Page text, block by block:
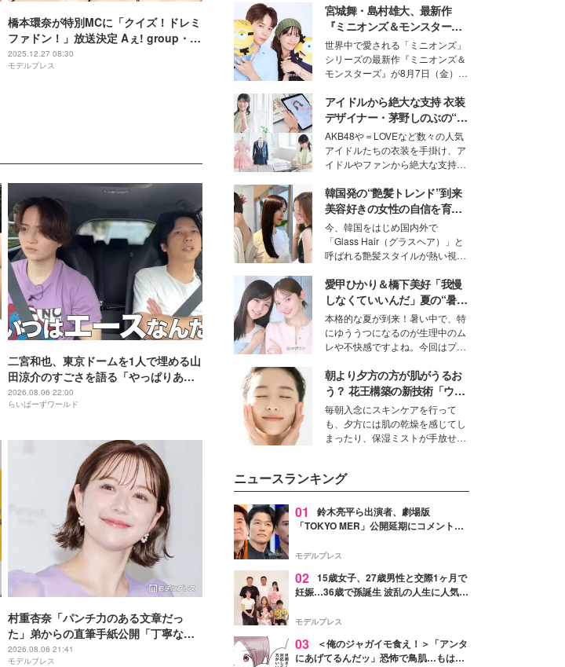
橋本環奈が特別MCに「クイズ！ドレミ
ファドン！」放送決定 Aぇ! group・な
にわ大西流星・齊藤京子ら集結
2025.12.27 08:30
モデルプレス
二宮和也、東京ドームを1人で埋める山
田涼介のすごさを語る「やっぱりあい
つはエース」
2026.08.06 22:00
らいばーずワールド
村重杏奈「パンチ力のある文章だっ
た」弟からの直筆手紙公開「丁寧な
字」「読みやすい」と反響
2026.08.06 21:41
モデルプレス
宮城舞・島村雄大、最新作
『ミニオンズ＆モンスター
ズ』の魅力熱弁 ハチャメチャ
だけじゃない“友情と絆”に感
動
世界中で愛される「ミニオンズ」
シリーズの最新作『ミニオンズ＆
モンスターズ』が8月7日（金）に
ニオン好き”という共通点を持つモ
デルの宮城舞と島村雄大の特別対
談をお届け！それぞれの視点か
ら、今作ならではの魅力や予想外
の感動をもたらす奥深いストーリ
ーについて熱く語り合ってもらっ
た。
アイドルから絶大な支持 衣装
デザイナー・茅野しのぶの“可
愛い”を作る美学＜「シチズン
クロスシー」インタビュー＞
AKB48や＝LOVEなど数々の人気
アイドルたちの衣装を手掛け、ア
イドルやファンから絶大な支持を
取締役兼クリエイティブディレク
ター・茅野しのぶ。一人ひとりの
個性に寄り添い、魅力を引き出す
衣装作りは、多くの女性たちに勇
気と自信を与え続けている。
韓国発の“艶髪トレンド”到来
美容好きの女性の自信を育む
「ヘアケア事情」って？
今、韓国をはじめ国内外で
「Glass Hair（グラスヘア）」と
呼ばれる艶髪スタイルが熱い視線
ションの完成度を高めるベースと
して、“髪そのものの美しさ”に改
めて注目する人が増えている様
子。今回は、そんな憧れの艶やか
な髪を日常で叶える、美容好きの
女性たちのヘアケア事情を紹介し
ます。
愛甲ひかり＆橋下美好「我慢
しなくていいんだ」夏の“暑さ
対策”の新しい選択肢とは？
本格的な夏が到来！暑い中で、特
にゆううつになるのが生理中のム
レや不快感ですよね。今回はプラ
モデル・愛甲ひかりさんと橋下美
好さんを迎えて本音で女子会トー
ク。猛暑のお出かけを快適に過ご
すヒントや、2人が感動した夏の
生理の新常識にも迫りました。
朝より夕方の方が肌がうるお
う？ 花王構築の新技術「ウォ
ーターキャプチャリングスキ
ン（捕水肌）」がスキンケア
の常識を変える予感
毎朝入念にスキンケアを行って
も、夕方には肌の乾燥を感じてし
まったり、保湿ミストが手放せな
性を秘めた、革新的な「Water
Capturing Skin（ウォーターキャ
プチャリングスキン：捕水肌）」
技術を、花王が構築した。
ニュースランキング
01
鈴木亮平ら出演者、劇場版
「TOKYO MER」公開延期にコメント
最大の敬意とエールを」
モデルプレス
02 15歳女子、27歳男性と交際1ヶ月で
妊娠…36歳で孫誕生 波乱の人生に人気タ
よ！」
モデルプレス
03
＜俺のジャガイモ食え！＞「アンタ
にあげてるんだッ」恐怖で鳥肌…もはや